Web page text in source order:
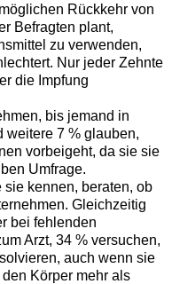
Rückkehr von
Befragten plant,
zu verwenden,
Nur jeder Zehnte
die Impfung
bis jemand in
weitere 7 % glauben,
vorbeigeht, da sie sie
Umfrage.
sie kennen, beraten, ob
Gleichzeitig
bei fehlenden
Arzt, 34 % versuchen,
auch wenn sie
Körper mehr als